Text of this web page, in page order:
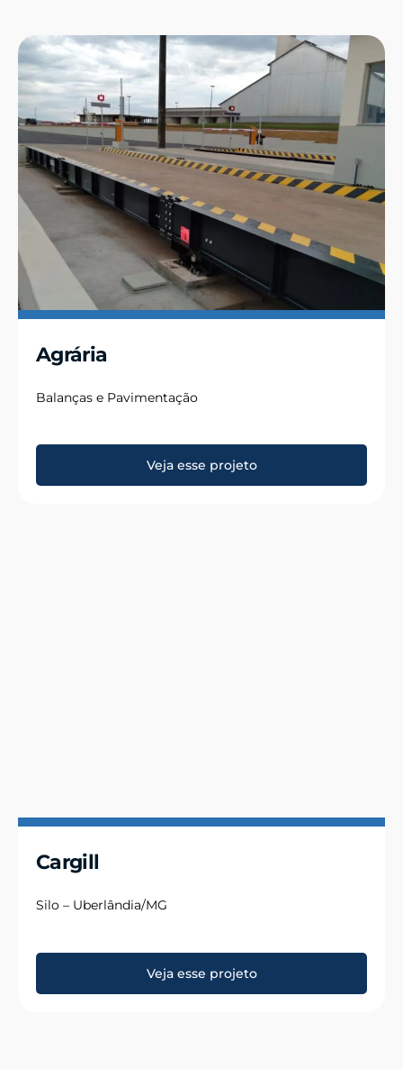
Agrária
Balanças e Pavimentação
Veja esse projeto
Cargill
Silo – Uberlândia/MG
Veja esse projeto